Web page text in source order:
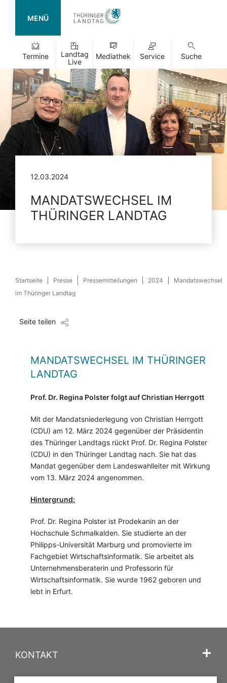
MENÜ
Termine
Landtag
Live
Mediathek Service Suche
12.03.2024
MANDATSWECHSEL IM
THÜRINGER LANDTAG
Startseite Presse Pressemitteilungen 2024
Mandatswechsel
im Thüringer Landtag
Seite teilen
MANDATSWECHSEL IM THÜRINGER
LANDTAG
Prof. Dr. Regina Polster folgt auf Christian Herrgott
Mit der Mandatsniederlegung von Christian Herrgott
(CDU) am 12. März 2024 gegenüber der Präsidentin
des Thüringer Landtags rückt Prof. Dr. Regina Polster
(CDU) in den Thüringer Landtag nach. Sie hat das
Mandat gegenüber dem Landeswahlleiter mit Wirkung
vom 13. März 2024 angenommen.
Hintergrund:
Prof. Dr. Regina Polster ist Prodekanin an der
Hochschule Schmalkalden. Sie studierte an der
Philipps-Universität Marburg und promovierte im
Fachgebiet Wirtschaftsinformatik. Sie arbeitet als
Unternehmensberaterin und Professorin für
Wirtschaftsinformatik. Sie wurde 1962 geboren und
lebt in Erfurt.
KONTAKT